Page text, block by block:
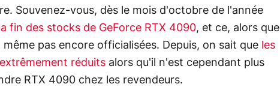
Souvenez-vous, dès le mois d'octobre de l'année
la fin des stocks de GeForce RTX 4090, et ce, alors que
pas encore officialisées. Depuis, on sait que les
réduits alors qu'il n'est cependant plus
RTX 4090 chez les revendeurs.